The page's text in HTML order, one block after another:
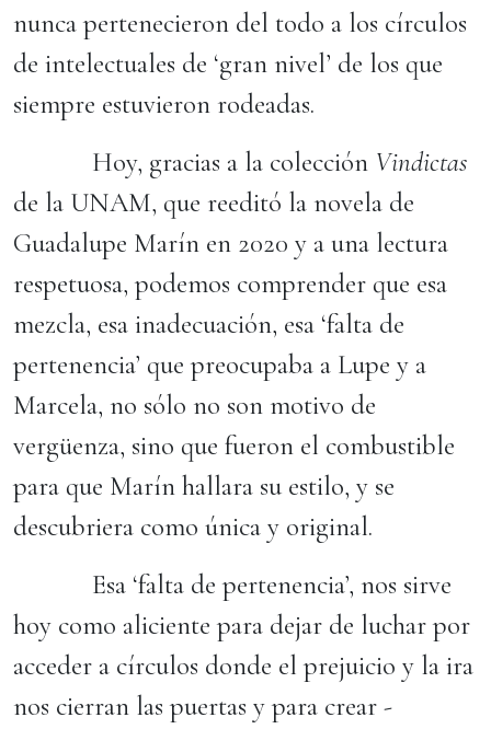
nunca pertenecieron del todo a los círculos
de intelectuales de ‘gran nivel’ de los que
siempre estuvieron rodeadas.
Hoy, gracias a la colección Vindictas
de la UNAM, que reeditó la novela de
Guadalupe Marín en 2020 y a una lectura
respetuosa, podemos comprender que esa
mezcla, esa inadecuación, esa ‘falta de
pertenencia’ que preocupaba a Lupe y a
Marcela, no sólo no son motivo de
vergüenza, sino que fueron el combustible
para que Marín hallara su estilo, y se
descubriera como única y original.
Esa ‘falta de pertenencia’, nos sirve
hoy como aliciente para dejar de luchar por
acceder a círculos donde el prejuicio y la ira
nos cierran las puertas y para crear -